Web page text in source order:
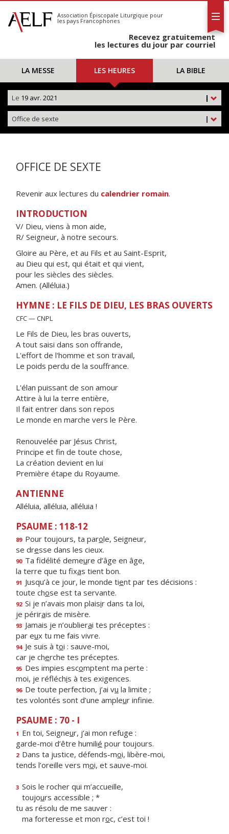
S'abonner
Calendrier
Association Épiscopale Liturgique pour
les pays Francophones
Recevez gratuitement
les lectures du jour par courriel
LA MESSE LES HEURES LA BIBLE
|
Le 19 avr. 2021
|
Office de sexte
OFFICE DE SEXTE
Revenir aux lectures du calendrier romain.
INTRODUCTION
V/ Dieu, viens à mon aide,
R/ Seigneur, à notre secours.
Gloire au Père, et au Fils et au Saint-Esprit,
au Dieu qui est, qui était et qui vient,
pour les siècles des siècles.
Amen. (Alléluia.)
HYMNE : LE FILS DE DIEU, LES BRAS OUVERTS
CFC — CNPL
Le Fils de Dieu, les bras ouverts,
A tout saisi dans son offrande,
L'effort de l'homme et son travail,
Le poids perdu de la souffrance.
L'élan puissant de son amour
Attire à lui la terre entière,
Il fait entrer dans son repos
Le monde en marche vers le Père.
Renouvelée par Jésus Christ,
Principe et fin de toute chose,
La création devient en lui
Première étape du Royaume.
ANTIENNE
Alléluia, alléluia, alléluia !
PSAUME : 118-12
89 Pour toujours, ta parole, Seigneur,
se dresse dans les cieux.
90 Ta fidélité demeure d’âge en âge,
la terre que tu fixas tient bon.
91 Jusqu’à ce jour, le monde tient par tes décisions :
toute chose est ta servante.
92 Si je n’avais mon plaisir dans ta loi,
je périrais de misère.
93 Jamais je n’oublierai tes préceptes :
par eux tu me fais vivre.
94 Je suis à toi : sauve-moi,
car je cherche tes préceptes.
95 Des impies escomptent ma perte :
moi, je réfléchis à tes exigences.
96 De toute perfection, j’ai vu la limite ;
tes volontés sont d’une ampleur infinie.
PSAUME : 70 - I
1 En toi, Seigneur, j’ai mon refuge :
garde-moi d’être humilié pour toujours.
2 Dans ta justice, défends-moi, libère-moi,
tends l’oreille vers moi, et sauve-moi.
3 Sois le rocher qui m’accueille,
toujours accessible ; *
tu as résolu de me sauver :
ma forteresse et mon roc, c’est toi !